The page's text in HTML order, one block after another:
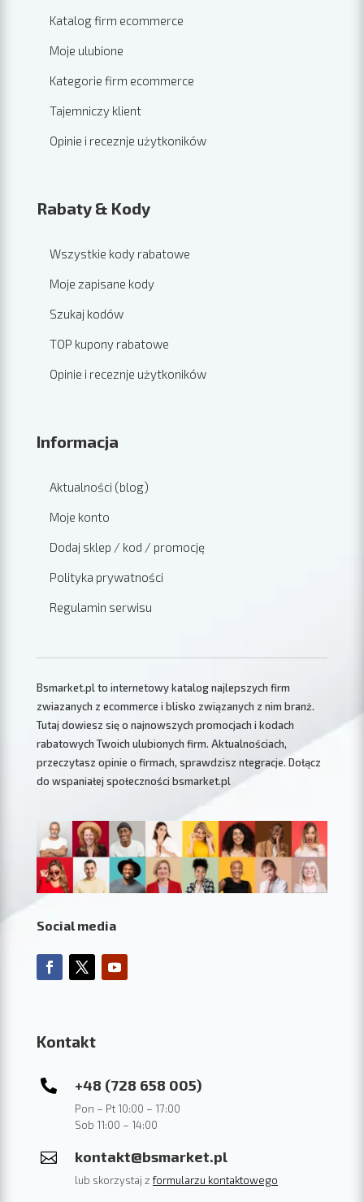
Katalog firm ecommerce
Moje ulubione
Kategorie firm ecommerce
Tajemniczy klient
Opinie i receznje użytkoników
Rabaty & Kody
Wszystkie kody rabatowe
Moje zapisane kody
Szukaj kodów
TOP kupony rabatowe
Opinie i receznje użytkoników
Informacja
Aktualności (blog)
Moje konto
Dodaj sklep / kod / promocję
Polityka prywatności
Regulamin serwisu
Bsmarket.pl to internetowy katalog najlepszych firm
zwiazanych z ecommerce i blisko związanych z nim branż.
Tutaj dowiesz się o najnowszych promocjach i kodach
rabatowych Twoich ulubionych firm. Aktualnościach,
przeczytasz opinie o firmach, sprawdzisz ntegracje. Dołącz
do wspaniałej społeczności bsmarket.pl
Social media
Kontakt
 +48 (728 658 005)
Pon – Pt 10:00 – 17:00
Sob 11:00 – 14:00
 kontakt@bsmarket.pl
lub skorzystaj z formularzu kontaktowego